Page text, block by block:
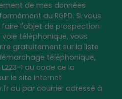
de mes données
au RGPD. Si vous
l'objet de prospection
téléphonique, vous
gratuitement sur la liste
téléphonique,
1 du code de la
le site Internet
ou par courrier adressé à